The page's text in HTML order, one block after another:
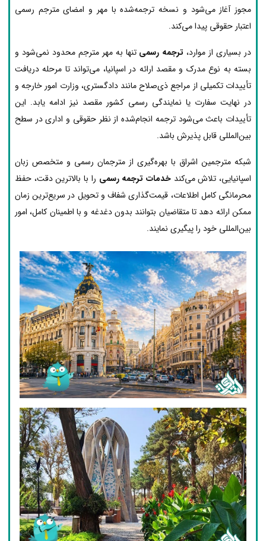
مجوز آغاز می‌شود و نسخه ترجمه‌شده با مهر و امضای مترجم رسمی
اعتبار حقوقی پیدا می‌کند.
در بسیاری از موارد، ترجمه رسمی تنها به مهر مترجم محدود نمی‌شود و
بسته به نوع مدرک و مقصد ارائه در اسپانیا، می‌تواند تا مرحله دریافت
تأییدات تکمیلی از مراجع ذی‌صلاح مانند دادگستری، وزارت امور خارجه و
در نهایت سفارت یا نمایندگی رسمی کشور مقصد نیز ادامه یابد. این
تأییدات باعث می‌شود ترجمه انجام‌شده از نظر حقوقی و اداری در سطح
بین‌المللی قابل پذیرش باشد.
شبکه مترجمین اشراق با بهره‌گیری از مترجمان رسمی و متخصص زبان
اسپانیایی، تلاش می‌کندخدمات ترجمه رسمی را با بالاترین دقت، حفظ
محرمانگی کامل اطلاعات، قیمت‌گذاری شفاف و تحویل در سریع‌ترین زمان
ممکن ارائه دهد تا متقاضیان بتوانند بدون دغدغه و با اطمینان کامل، امور
بین‌المللی خود را پیگیری نمایند.